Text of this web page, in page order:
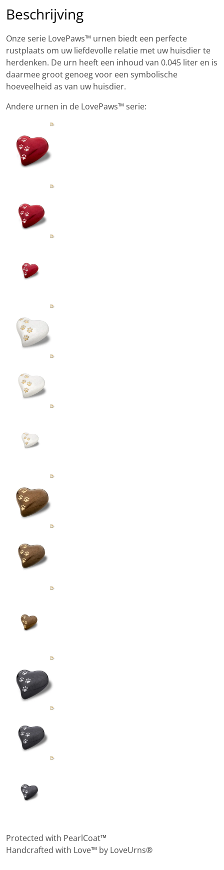
Beschrijving
Onze serie LovePaws™ urnen biedt een perfecte
rustplaats om uw liefdevolle relatie met uw huisdier te
herdenken. De urn heeft een inhoud van 0.045 liter en is
daarmee groot genoeg voor een symbolische
hoeveelheid as van uw huisdier.
Andere urnen in de LovePaws™ serie:
Protected with PearlCoat™
Handcrafted with Love™ by LoveUrns®